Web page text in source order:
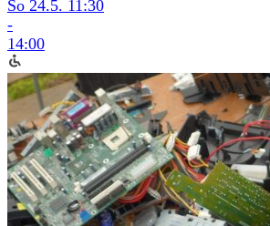
So 24.5. 11:30
-
14:00